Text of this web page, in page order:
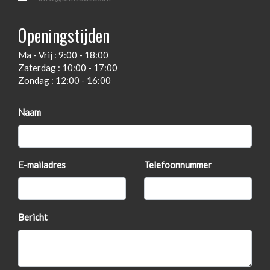
Hoofd airbag(s) achter
Hoofd airbag(s) voor
In hoogte verstelbare koplampen
Keyless start
Lendesteunen
Oplaadmogelijkheid
Passagiersairbag
Rijstrooksensor met correctie
Openingstijden
Ma - Vrij : 9:00 - 18:00
Zaterdag : 10:00 - 17:00
Zondag : 12:00 - 16:00
Naam
E-mailadres Telefoonnummer
Bericht